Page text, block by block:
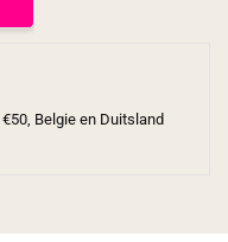
Belgie en Duitsland